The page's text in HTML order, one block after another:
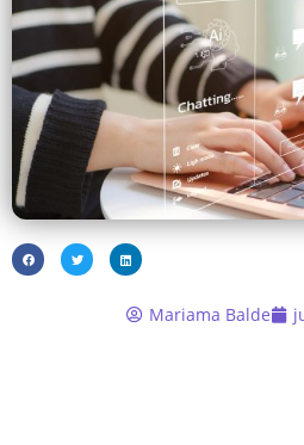
Mariama Balde